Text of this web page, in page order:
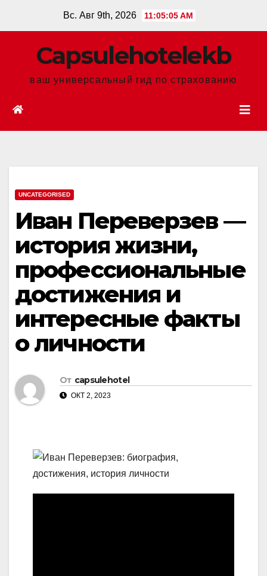
Вс. Авг 9th, 2026 11:05:06 AM
Сapsulehotelekb
ваш универсальный гид по страхованию
UNCATEGORISED
Иван Переверзев —
история жизни,
профессиональные
достижения и
интересные факты
о личности
От capsulehotel
ОКТ 2, 2023